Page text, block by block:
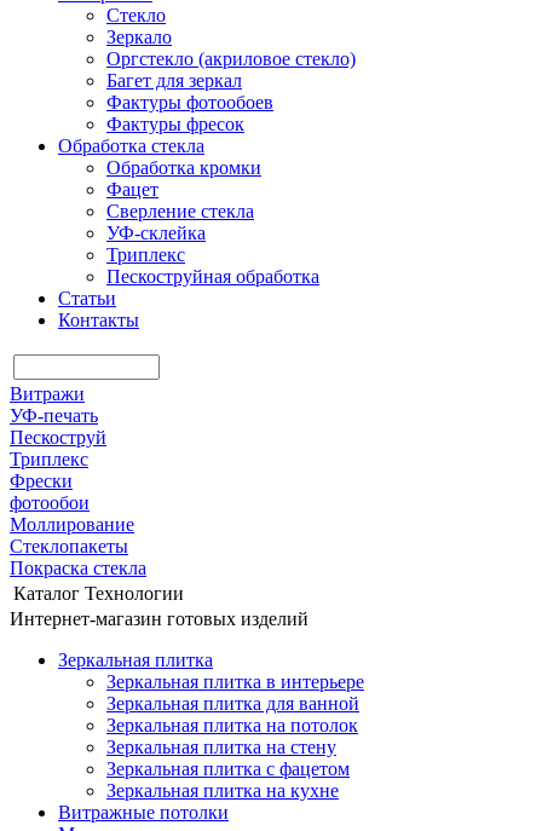
Стекло
Зеркало
Оргстекло (акриловое стекло)
Багет для зеркал
Фактуры фотообоев
Фактуры фресок
Обработка стекла
Обработка кромки
Фацет
Сверление стекла
УФ-склейка
Триплекс
Пескоструйная обработка
Статьи
Контакты
Витражи
УФ-печать
Пескоструй
Триплекс
Фрески
фотообои
Моллирование
Стеклопакеты
Покраска стекла
Каталог Технологии
Интернет-магазин готовых изделий
Зеркальная плитка
Зеркальная плитка в интерьере
Зеркальная плитка для ванной
Зеркальная плитка на потолок
Зеркальная плитка на стену
Зеркальная плитка с фацетом
Зеркальная плитка на кухне
Витражные потолки